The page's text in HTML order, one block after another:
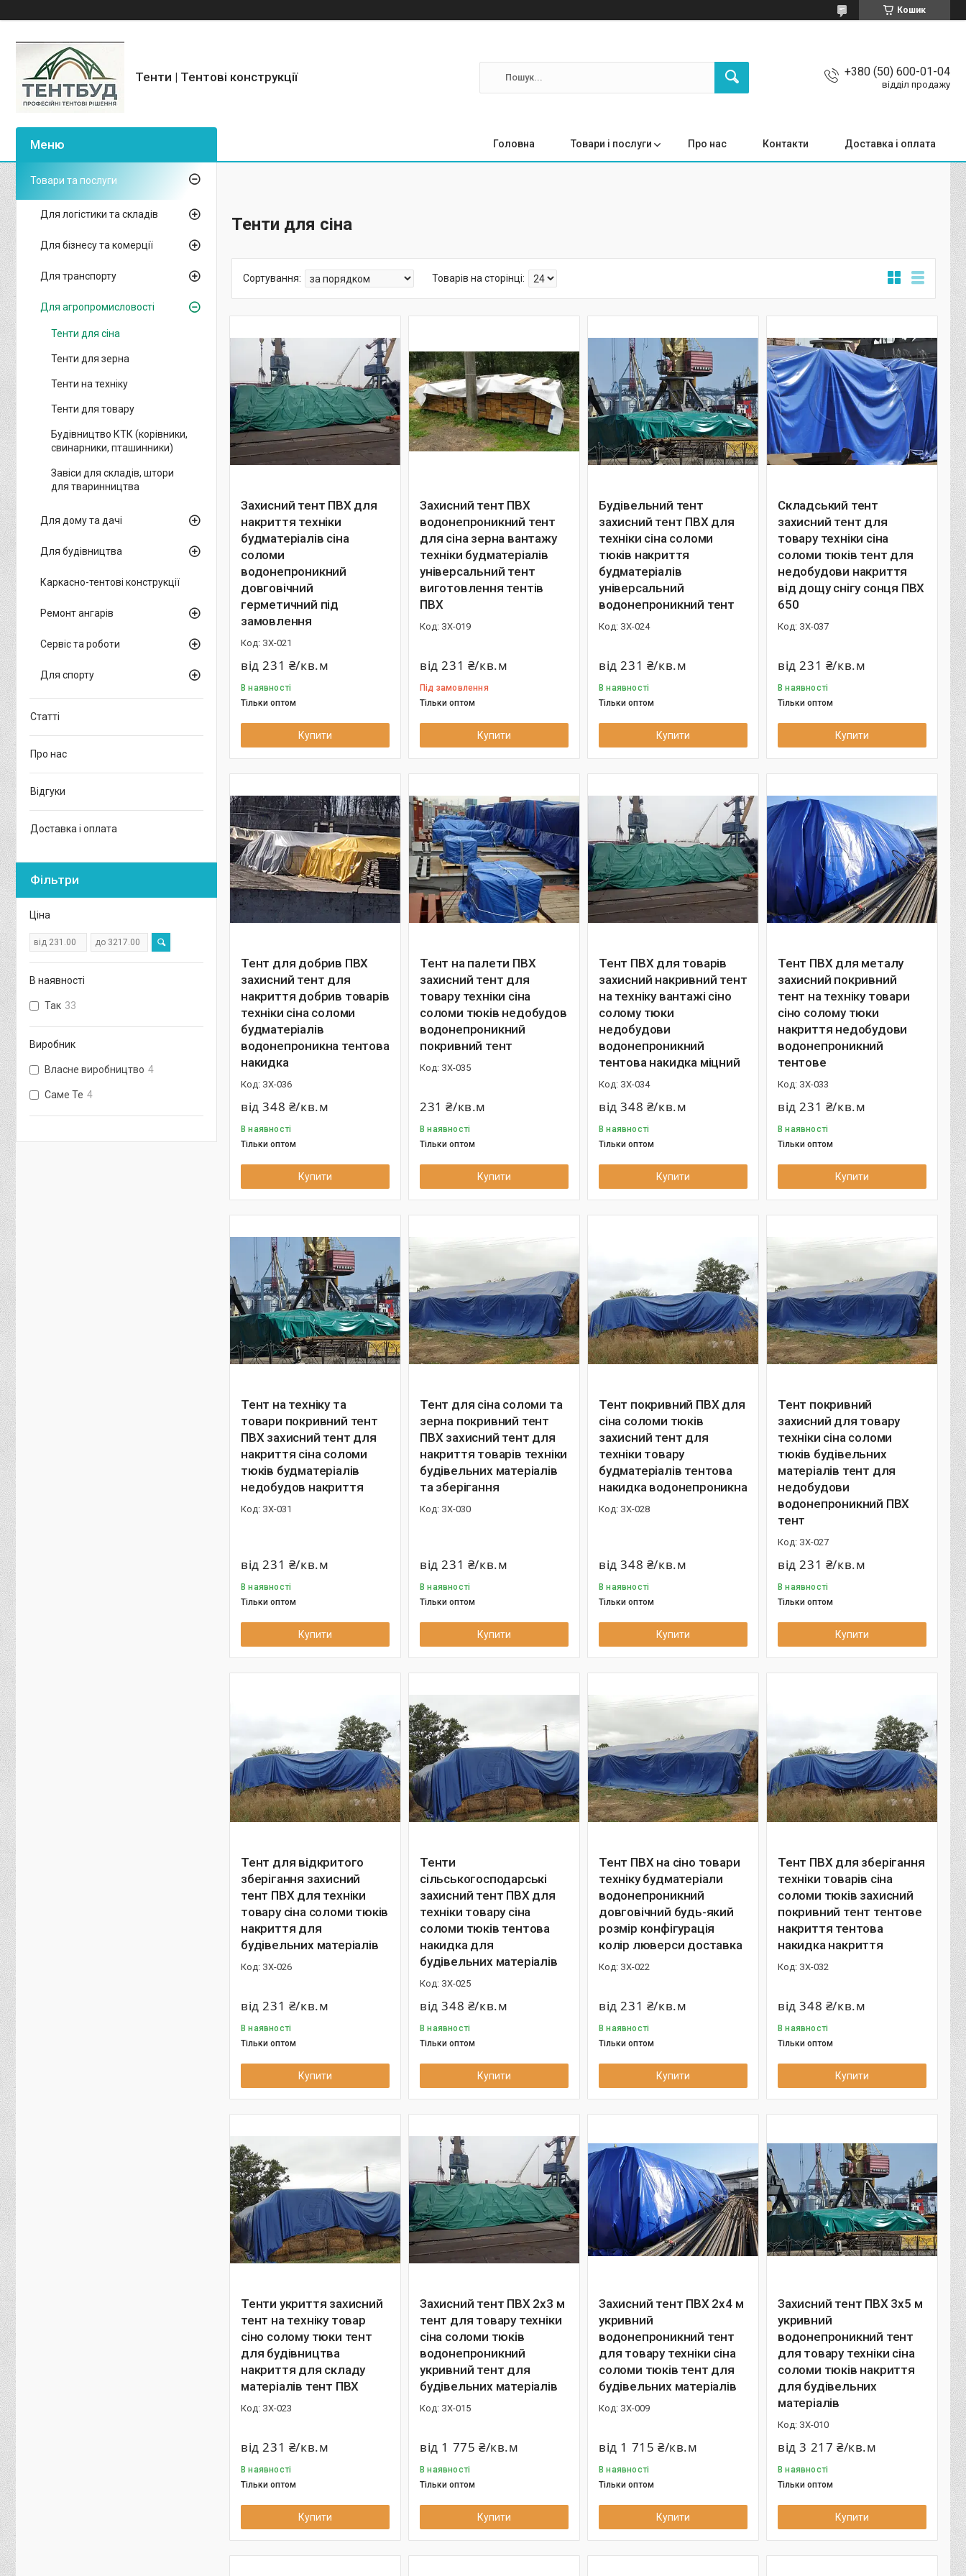
Кошик
Тенти | Тентові конструкції +380 (50) 600-01-04
відділ продажу
Головна Товари і послуги Про нас Контакти Доставка і оплата
Тенти для сіна
Захисний тент ПВХ для
накриття техніки
будматеріалів сіна
соломи
водонепроникний
довговічний
герметичний під
замовлення
ЗХ-021
від 231 ₴/кв.м
В наявності
Тільки оптом
Купити
Захисний тент ПВХ
водонепроникний тент
для сіна зерна вантажу
техніки будматеріалів
універсальний тент
виготовлення тентів
ПВХ
ЗХ-019
від 231 ₴/кв.м
Під замовлення
Тільки оптом
Купити
Будівельний тент
захисний тент ПВХ для
техніки сіна соломи
тюків накриття
будматеріалів
універсальний
водонепроникний тент
ЗХ-024
від 231 ₴/кв.м
В наявності
Тільки оптом
Купити
Складський тент
захисний тент для
товару техніки сіна
соломи тюків тент для
недобудови накриття
від дощу снігу сонця ПВХ
650
ЗХ-037
від 231 ₴/кв.м
В наявності
Тільки оптом
Купити
Тент для добрив ПВХ
захисний тент для
накриття добрив товарів
техніки сіна соломи
будматеріалів
водонепроникна тентова
накидка
ЗХ-036
від 348 ₴/кв.м
В наявності
Тільки оптом
Купити
Тент на палети ПВХ
захисний тент для
товару техніки сіна
соломи тюків недобудов
водонепроникний
покривний тент
ЗХ-035
231 ₴/кв.м
В наявності
Тільки оптом
Купити
Тент ПВХ для товарів
захисний накривний тент
на техніку вантажі сіно
солому тюки
недобудови
водонепроникний
тентова накидка міцний
ЗХ-034
від 348 ₴/кв.м
В наявності
Тільки оптом
Купити
Тент ПВХ для металу
захисний покривний
тент на техніку товари
сіно солому тюки
накриття недобудови
водонепроникний
тентове
ЗХ-033
від 231 ₴/кв.м
В наявності
Тільки оптом
Купити
Тент на техніку та
товари покривний тент
ПВХ захисний тент для
накриття сіна соломи
тюків будматеріалів
недобудов накриття
ЗХ-031
від 231 ₴/кв.м
В наявності
Тільки оптом
Купити
Тент для сіна соломи та
зерна покривний тент
ПВХ захисний тент для
накриття товарів техніки
будівельних матеріалів
та зберігання
ЗХ-030
від 231 ₴/кв.м
В наявності
Тільки оптом
Купити
Тент покривний ПВХ для
сіна соломи тюків
захисний тент для
техніки товару
будматеріалів тентова
накидка водонепроникна
ЗХ-028
від 348 ₴/кв.м
В наявності
Тільки оптом
Купити
Тент покривний
захисний для товару
техніки сіна соломи
тюків будівельних
матеріалів тент для
недобудови
водонепроникний ПВХ
тент
ЗХ-027
від 231 ₴/кв.м
В наявності
Тільки оптом
Купити
Тент для відкритого
зберігання захисний
тент ПВХ для техніки
товару сіна соломи тюків
накриття для
будівельних матеріалів
ЗХ-026
від 231 ₴/кв.м
В наявності
Тільки оптом
Купити
Тенти
сільськогосподарські
захисний тент ПВХ для
техніки товару сіна
соломи тюків тентова
накидка для
будівельних матеріалів
ЗХ-025
від 348 ₴/кв.м
В наявності
Тільки оптом
Купити
Тент ПВХ на сіно товари
техніку будматеріали
водонепроникний
довговічний будь-який
розмір конфігурація
колір люверси доставка
ЗХ-022
від 231 ₴/кв.м
В наявності
Тільки оптом
Купити
Тент ПВХ для зберігання
техніки товарів сіна
соломи тюків захисний
покривний тент тентове
накриття тентова
накидка накриття
ЗХ-032
від 348 ₴/кв.м
В наявності
Тільки оптом
Купити
Тенти укриття захисний
тент на техніку товар
сіно солому тюки тент
для будівництва
накриття для складу
матеріалів тент ПВХ
ЗХ-023
від 231 ₴/кв.м
В наявності
Тільки оптом
Купити
Захисний тент ПВХ 2х3 м
тент для товару техніки
сіна соломи тюків
водонепроникний
укривний тент для
будівельних матеріалів
ЗХ-015
від 1 775 ₴/кв.м
В наявності
Тільки оптом
Купити
Захисний тент ПВХ 2х4 м
укривний
водонепроникний тент
для товару техніки сіна
соломи тюків тент для
будівельних матеріалів
ЗХ-009
від 1 715 ₴/кв.м
В наявності
Тільки оптом
Купити
Захисний тент ПВХ 3х5 м
укривний
водонепроникний тент
для товару техніки сіна
соломи тюків накриття
для будівельних
матеріалів
ЗХ-010
від 3 217 ₴/кв.м
В наявності
Тільки оптом
Купити
Товари та послуги
Для логістики та складів
Для бізнесу та комерції
Для транспорту
Для агропромисловості
Тенти для сіна
Тенти для зерна
Тенти на техніку
Тенти для товару
Будівництво КТК (корівники,
свинарники, пташинники)
Завіси для складів, штори
для тваринництва
Для дому та дачі
Для будівництва
Каркасно-тентові конструкції
Ремонт ангарів
Сервіс та роботи
Для спорту
Статті
Про нас
Відгуки
Доставка і оплата
Фільтри
Ціна
В наявності
Так 33
Виробник
Власне виробництво 4
Саме Те 4